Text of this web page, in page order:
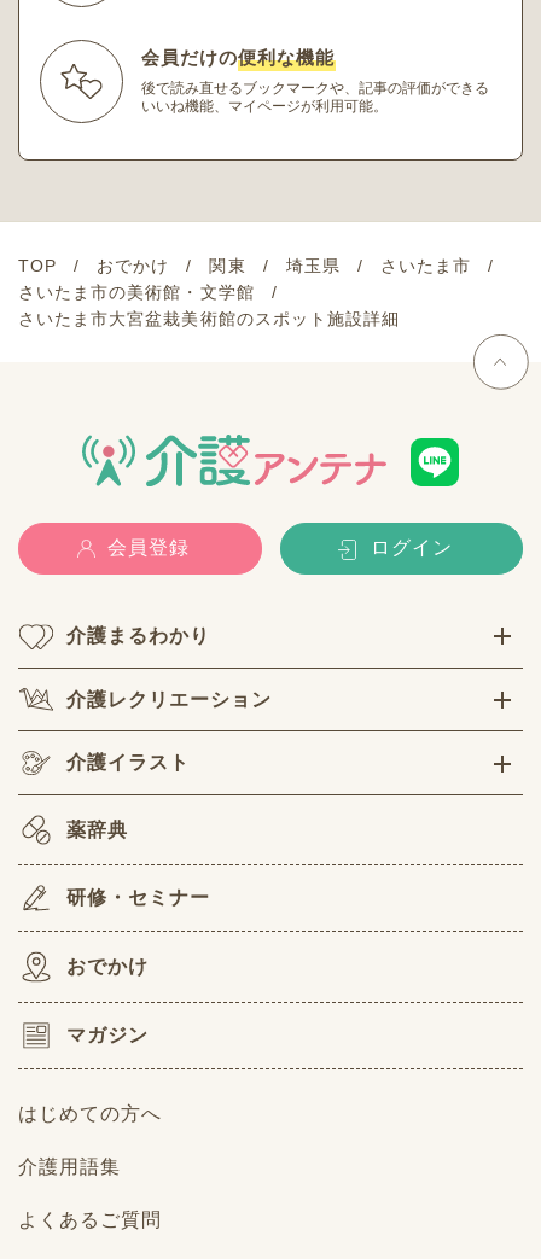
会員だけの便利な機能
後で読み直せるブックマークや、記事の評価ができる
いいね機能、マイページが利用可能。
TOP おでかけ 関東 埼玉県
さいたま市
さいたま市の美術館・文学館
さいたま市大宮盆栽美術館のスポット施設詳細
会員登録 ログイン
介護まるわかり
介護レクリエーション
介護イラスト
薬辞典
研修・セミナー
おでかけ
マガジン
はじめての方へ
介護用語集
よくあるご質問